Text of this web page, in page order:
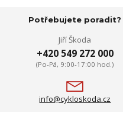
Potřebujete poradit?
Jiří Škoda
+420 549 272 000
(Po-Pá, 9:00-17:00 hod.)
info@cykloskoda.cz